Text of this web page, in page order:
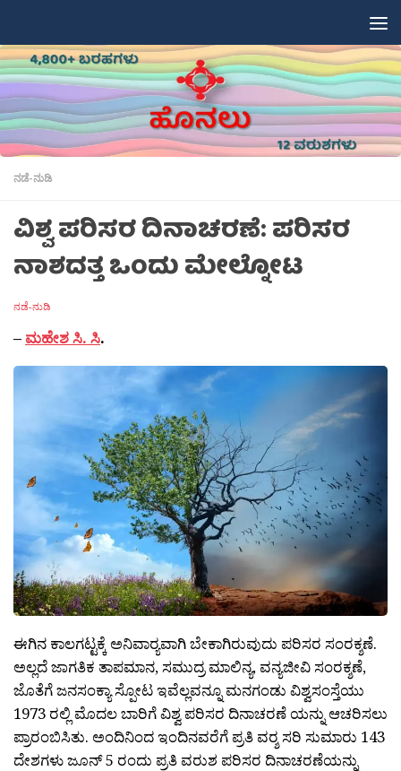
ನಡೆ-ನುಡಿ
ವಿಶ್ವ ಪರಿಸರ ದಿನಾಚರಣೆ: ಪರಿಸರ
ನಾಶದತ್ತ ಒಂದು ಮೇಲ್ನೋಟ
ನಡೆ-ನುಡಿ
– ಮಹೇಶ ಸಿ. ಸಿ.
ಈಗಿನ ಕಾಲಗಟ್ಟಕ್ಕೆ ಅನಿವಾರ‍್ಯವಾಗಿ ಬೇಕಾಗಿರುವುದು ಪರಿಸರ ಸಂರಕ್ಶಣೆ.
ಅಲ್ಲದೆ ಜಾಗತಿಕ ತಾಪಮಾನ, ಸಮುದ್ರ ಮಾಲಿನ್ಯ, ವನ್ಯಜೀವಿ ಸಂರಕ್ಶಣೆ,
ಜೊತೆಗೆ ಜನಸಂಕ್ಯಾ ಸ್ಪೋಟ ಇವೆಲ್ಲವನ್ನೂ ಮನಗಂಡು ವಿಶ್ವಸಂಸ್ತೆಯು
1973 ರಲ್ಲಿ ಮೊದಲ ಬಾರಿಗೆ ವಿಶ್ವ ಪರಿಸರ ದಿನಾಚರಣೆ ಯನ್ನು ಆಚರಿಸಲು
ಪ್ರಾರಂಬಿಸಿತು. ಅಂದಿನಿಂದ ಇಂದಿನವರೆಗೆ ಪ್ರತಿ ವರ‍್ಶ ಸರಿ ಸುಮಾರು 143
ದೇಶಗಳು ಜೂನ್ 5 ರಂದು ಪ್ರತಿ ವರುಶ ಪರಿಸರ ದಿನಾಚರಣೆಯನ್ನು